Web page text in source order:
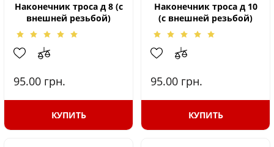
Наконечник троса д 8 (с
внешней резьбой)
95.00 грн.
КУПИТЬ
Наконечник троса д 10
(с внешней резьбой)
95.00 грн.
КУПИТЬ